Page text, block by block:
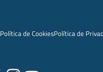
Política de CookiesPolítica de